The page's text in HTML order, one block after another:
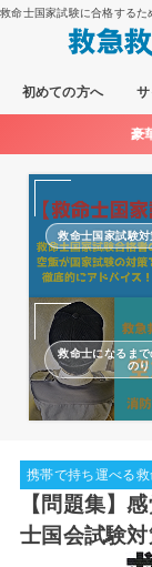
救命士国家試験に合格するた
初めての方へ
豪
救命士国家試験
救命士になるま
のり
携帯で持ち運べる
【問題集】
士国会試験対